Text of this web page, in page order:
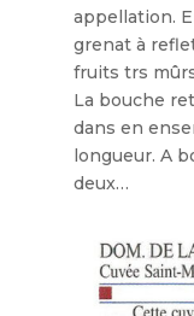
appellation.
grenat à
fruits trs
La bouche
dans en
longueur. A
deux…